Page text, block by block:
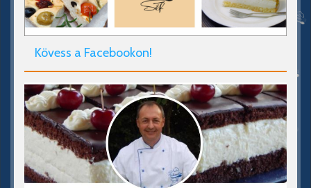
Kövess a Facebookon!